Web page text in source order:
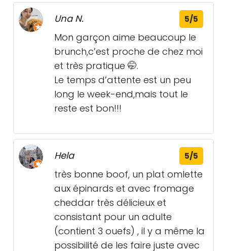
Una N. 5/5
Mon garçon aime beaucoup le
brunch,c’est proche de chez moi
et très pratique 🤭.
Le temps d’attente est un peu
long le week-end,mais tout le
reste est bon!!!
Hela 5/5
très bonne boof, un plat omlette
aux épinards et avec fromage
cheddar très délicieux et
consistant pour un adulte
(contient 3 ouefs) , il y a même la
possibilité de les faire juste avec